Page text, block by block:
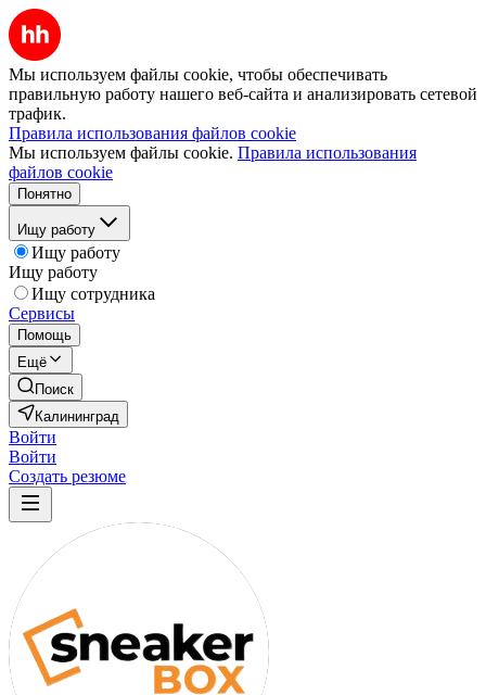
Мы используем файлы cookie, чтобы обеспечивать
правильную работу нашего веб-сайта и анализировать сетевой
трафик.
Правила использования файлов cookie
Мы используем файлы cookie. Правила использования
файлов cookie
Понятно
Ищу работу
Ищу работу
Ищу работу
Ищу сотрудника
Сервисы
Помощь
Ещё
Поиск
Калининград
Войти
Войти
Создать резюме